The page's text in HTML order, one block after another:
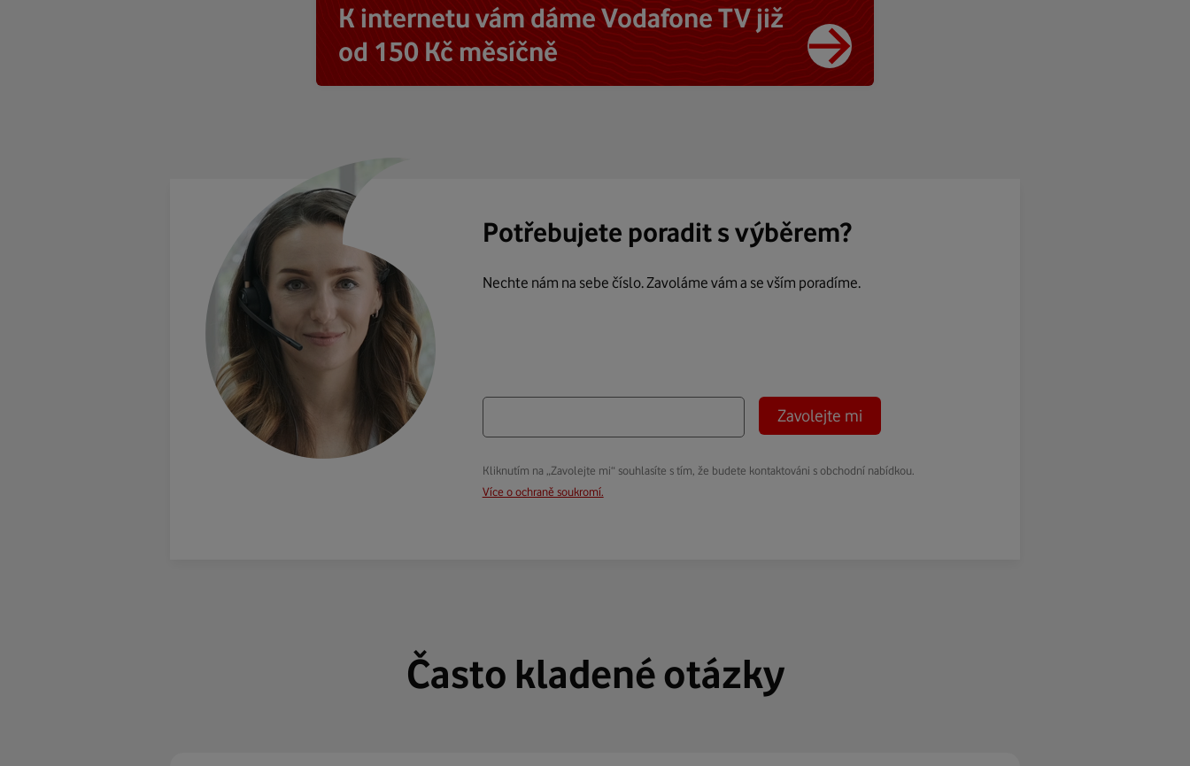
K internetu vám dáme Vodafone TV již
od 150 Kč měsíčně
Potřebujete poradit s výběrem?
Nechte nám na sebe číslo. Zavoláme vám a se vším poradíme.
Zavolejte mi
Kliknutím na „Zavolejte mi“ souhlasíte s tím, že budete kontaktováni s obchodní nabídkou.
Více o ochraně soukromí.
Často kladené otázky